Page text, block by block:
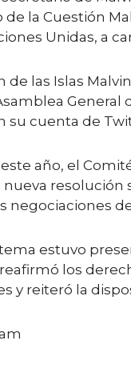
la Cuestión
Unidas, a
de las Islas
General
su cuenta de
año, el
resolución
negociaciones
tema estuvo
los
y reiteró la